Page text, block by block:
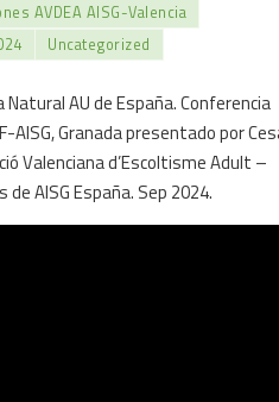
AVDEA AISG-Valencia
Uncategorized
AU de España. Conferencia
AISG, Granada presentado por
Valenciana d’Escoltisme Adult –
de AISG España. Sep 2024.